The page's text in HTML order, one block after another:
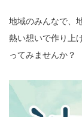
地域のみんなで、
熱い想いで作り上
ってみませんか？